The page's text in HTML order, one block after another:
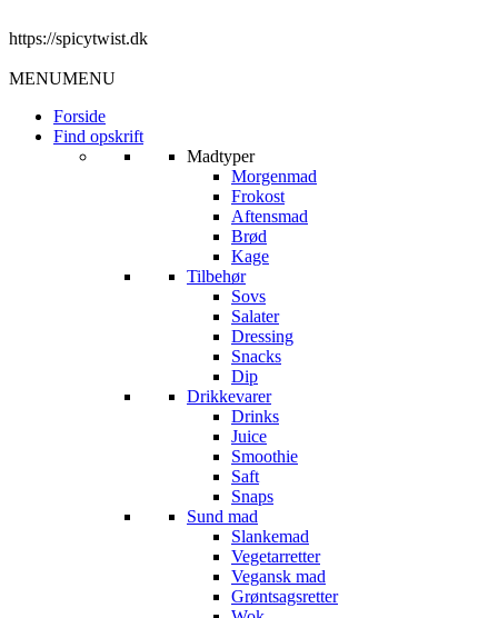
https://spicytwist.dk
MENUMENU
Forside
Find opskrift
Madtyper
Morgenmad
Frokost
Aftensmad
Brød
Kage
Tilbehør
Sovs
Salater
Dressing
Snacks
Dip
Drikkevarer
Drinks
Juice
Smoothie
Saft
Snaps
Sund mad
Slankemad
Vegetarretter
Vegansk mad
Grøntsagsretter